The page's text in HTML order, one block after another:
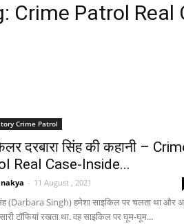
Crime Patrol Real
Crime Patrol
दरबारा सिंह की कहानी –
Real Case-Inside...
- 11 August , 2021
(Darbara Singh) हमेशा साइकिल पर चलता था और
टॉफियां रखता था. वह साइकिल पर घूम-घूम...